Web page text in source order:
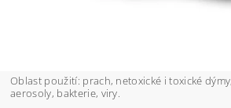
Oblast použití: prach, netoxické i toxické
aerosoly, bakterie, viry.